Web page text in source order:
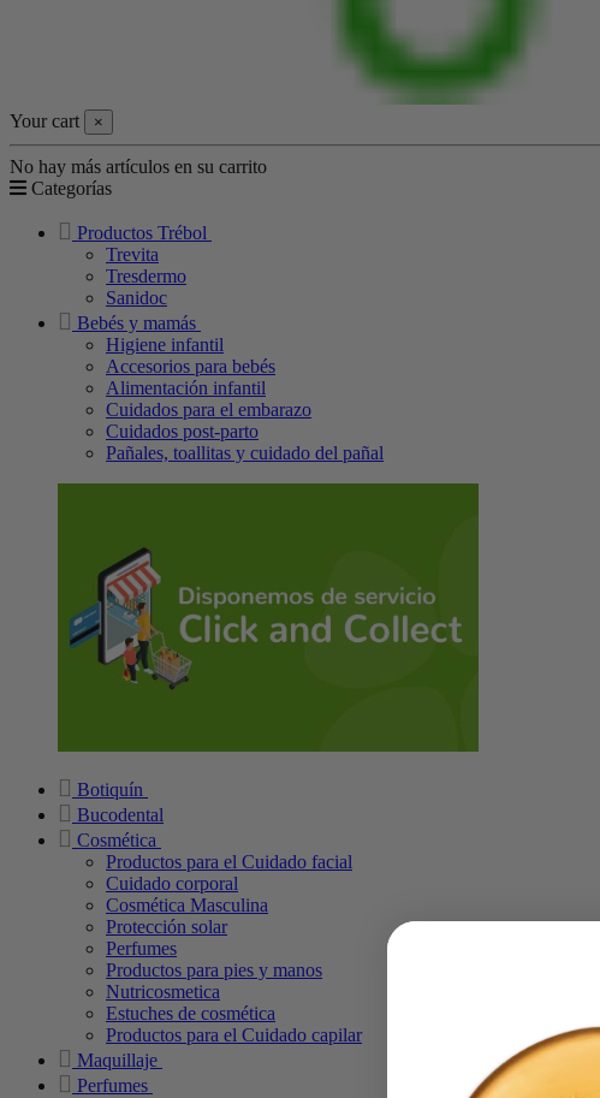
Your cart ×
No hay más artículos en su carrito
Categorías
Productos Trébol
Trevita
Tresdermo
Sanidoc
Bebés y mamás
Higiene infantil
Accesorios para bebés
Alimentación infantil
Cuidados para el embarazo
Cuidados post-parto
Pañales, toallitas y cuidado del pañal
Botiquín
Bucodental
Cosmética
Productos para el Cuidado facial
Cuidado corporal
Cosmética Masculina
Protección solar
Perfumes
Productos para pies y manos
Nutricosmetica
Estuches de cosmética
Productos para el Cuidado capilar
Maquillaje
Perfumes